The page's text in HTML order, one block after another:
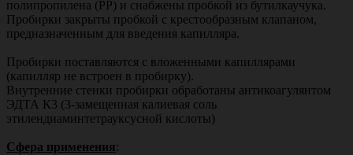
полипропилена (PP) и снабжены пробкой из бутилкаучука.
Пробирки закрыты пробкой с крестообразным клапаном,
предназначенным для введения капилляра.
Пробирки поставляются с вложенными капиллярами
(капилляр не встроен в пробирку).
Внутренние стенки пробирки обработаны антикоагулянтом
ЭДТА К3 (3-замещенная калиевая соль
этилендиаминтетрауксусной кислоты)
Сфера применения: